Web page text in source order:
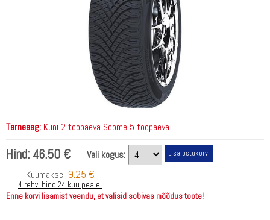
Tarneaeg: Kuni 2 tööpäeva Soome 5 tööpäeva.
Hind: 46.50 €
Vali kogus:
Kuumakse: 9.25 €
4 rehvi hind 24 kuu peale.
Enne korvi lisamist veendu, et valisid sobivas mõõdus toote!